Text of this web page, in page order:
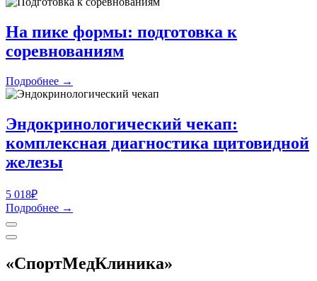
На пике формы: подготовка к
соревнованиям
Подробнее →
Эндокринологический чекап:
комплексная диагностика щитовидной
железы
5 018₽
Подробнее →
«СпортМедКлиника»